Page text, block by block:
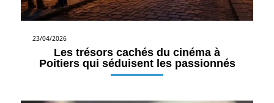
23/04/2026
Les trésors cachés du cinéma à
Poitiers qui séduisent les passionnés